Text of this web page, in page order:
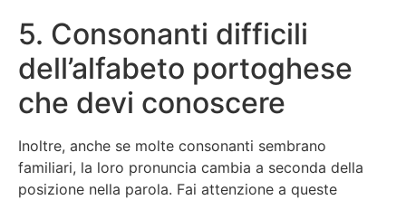
5. Consonanti difficili
dell’alfabeto portoghese
che devi conoscere
Inoltre, anche se molte consonanti sembrano
familiari, la loro pronuncia cambia a seconda della
posizione nella parola. Fai attenzione a queste